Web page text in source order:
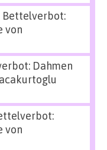
Bettelverbot:
von
Dahmen
von